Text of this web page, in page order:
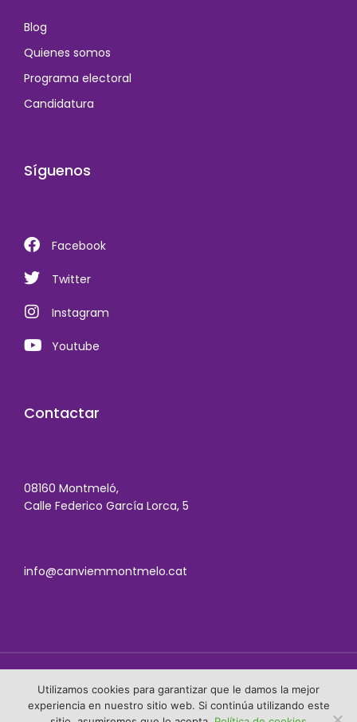
Blog
Quienes somos
Programa electoral
Candidatura
Síguenos
Facebook
Twitter
Instagram
Youtube
Contactar
08160 Montmeló,
Calle Federico García Lorca, 5
info@canviemmontmelo.cat
Política de cookies
Utilizamos cookies para garantizar que le damos la mejor
experiencia en nuestro sitio web. Si continúa utilizando este